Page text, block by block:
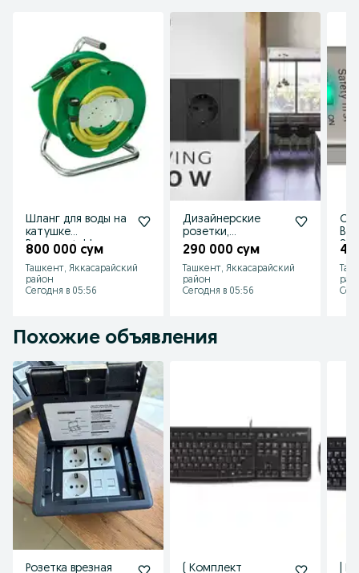
Шланг для воды на
катушке
Brennenstuhl
800 000 сум
Ташкент, Яккасарайский
район
Сегодня в 05:56
Дизайнерские
розетки,
выключатели
Bticino Living Now
(Италия)
290 000 сум
Ташкент, Яккасарайский
район
Сегодня в 05:56
Похожие объявления
Розетка врезная ( Комплект |